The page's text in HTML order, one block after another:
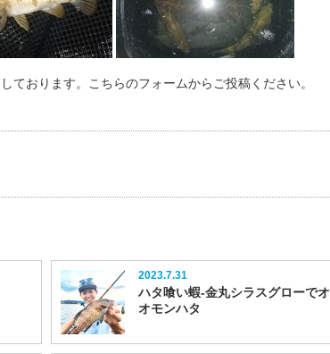
ております。こちらのフォームからご投稿ください。
2023.7.31
ハタ喰い蝦-金丸シラスグローでオ
オモンハタ